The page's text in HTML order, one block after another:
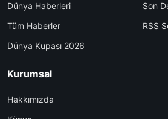
Dünya Haberleri
Tüm Haberler
Dünya Kupası 2026
Son
RSS
Kurumsal
Hakkımızda